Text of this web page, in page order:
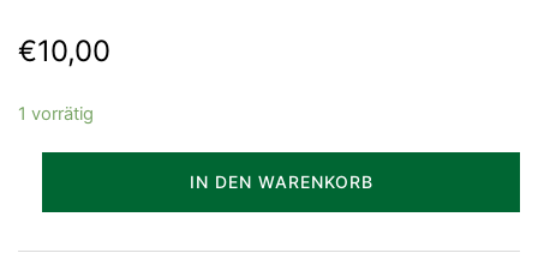
€10,00
1 vorrätig
IN DEN WARENKORB